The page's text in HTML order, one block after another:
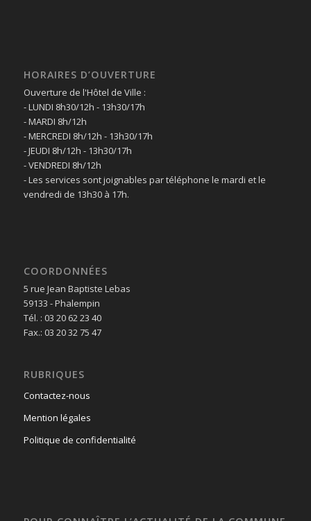
HORAIRES D’OUVERTURE
Ouverture de l'Hôtel de Ville :
- LUNDI 8h30/12h - 13h30/17h
- MARDI 8h/12h
- MERCREDI 8h/12h - 13h30/17h
- JEUDI 8h/12h - 13h30/17h
- VENDREDI 8h/12h
- Les services sont joignables par téléphone le mardi et le
vendredi de 13h30 à 17h.
COORDONNÉES
5 rue Jean Baptiste Lebas
59133 - Phalempin
Tél. : 03 20 62 23 40
Fax.: 03 20 32 75 47
RUBRIQUES
Contactez-nous
Mention légales
Politique de confidentialité